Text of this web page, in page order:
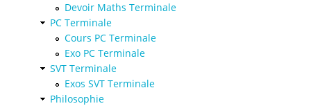
Devoir Maths Terminale
PC Terminale
Cours PC Terminale
Exo PC Terminale
SVT Terminale
Exos SVT Terminale
Philosophie